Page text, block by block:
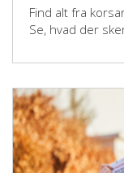
Find alt fra
Se, hvad der